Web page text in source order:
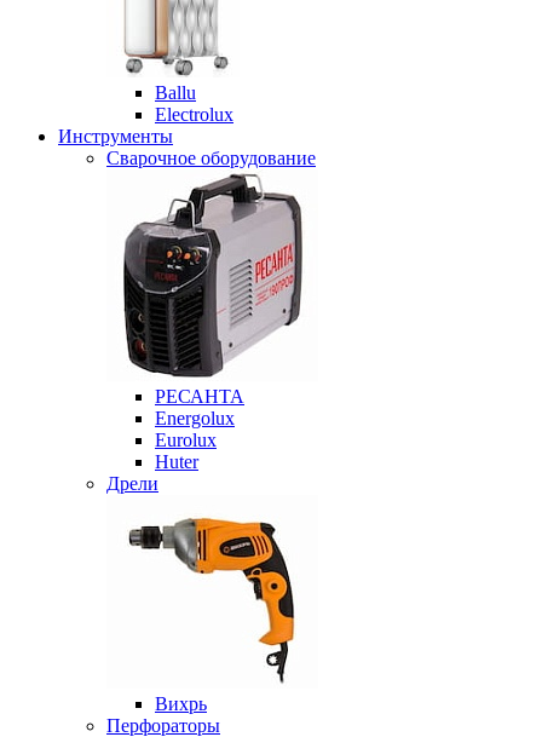
Ballu
Electrolux
Инструменты
Сварочное оборудование
РЕСАНТА
Energolux
Eurolux
Huter
Дрели
Вихрь
Перфораторы